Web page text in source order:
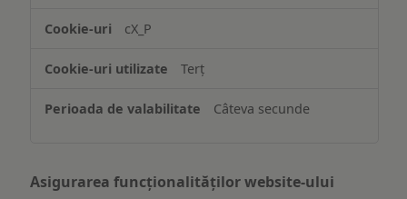
informațiilor
pe
dispozitiv
cX_P
Terț
Câteva secunde
Asigurarea funcționalităților website-ului